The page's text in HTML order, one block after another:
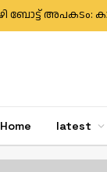
Home latest